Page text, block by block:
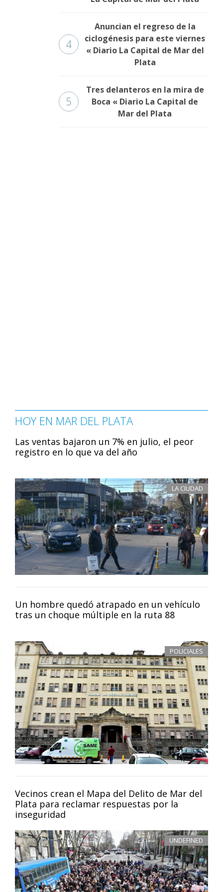
4
Anuncian el regreso de la
ciclogénesis para este viernes
« Diario La Capital de Mar del
Plata
5
Tres delanteros en la mira de
Boca « Diario La Capital de
Mar del Plata
HOY EN MAR DEL PLATA
Las ventas bajaron un 7% en julio, el peor
registro en lo que va del año
LA CIUDAD
Un hombre quedó atrapado en un vehículo
tras un choque múltiple en la ruta 88
POLICIALES
Vecinos crean el Mapa del Delito de Mar del
Plata para reclamar respuestas por la
inseguridad
UNDEFINED